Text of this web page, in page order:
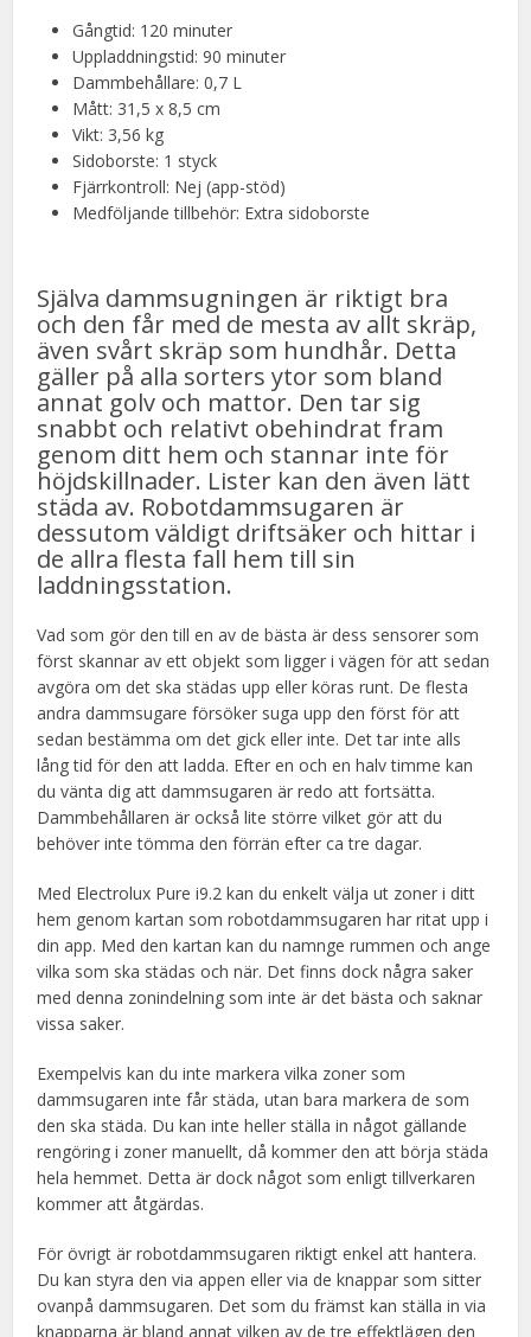
Gångtid: 120 minuter
Uppladdningstid: 90 minuter
Dammbehållare: 0,7 L
Mått: 31,5 x 8,5 cm
Vikt: 3,56 kg
Sidoborste: 1 styck
Fjärrkontroll: Nej (app-stöd)
Medföljande tillbehör: Extra sidoborste
Själva dammsugningen är riktigt bra
och den får med de mesta av allt skräp,
även svårt skräp som hundhår. Detta
gäller på alla sorters ytor som bland
annat golv och mattor. Den tar sig
snabbt och relativt obehindrat fram
genom ditt hem och stannar inte för
höjdskillnader. Lister kan den även lätt
städa av. Robotdammsugaren är
dessutom väldigt driftsäker och hittar i
de allra flesta fall hem till sin
laddningsstation.
Vad som gör den till en av de bästa är dess sensorer som
först skannar av ett objekt som ligger i vägen för att sedan
avgöra om det ska städas upp eller köras runt. De flesta
andra dammsugare försöker suga upp den först för att
sedan bestämma om det gick eller inte. Det tar inte alls
lång tid för den att ladda. Efter en och en halv timme kan
du vänta dig att dammsugaren är redo att fortsätta.
Dammbehållaren är också lite större vilket gör att du
behöver inte tömma den förrän efter ca tre dagar.
Med Electrolux Pure i9.2 kan du enkelt välja ut zoner i ditt
hem genom kartan som robotdammsugaren har ritat upp i
din app. Med den kartan kan du namnge rummen och ange
vilka som ska städas och när. Det finns dock några saker
med denna zonindelning som inte är det bästa och saknar
vissa saker.
Exempelvis kan du inte markera vilka zoner som
dammsugaren inte får städa, utan bara markera de som
den ska städa. Du kan inte heller ställa in något gällande
rengöring i zoner manuellt, då kommer den att börja städa
hela hemmet. Detta är dock något som enligt tillverkaren
kommer att åtgärdas.
För övrigt är robotdammsugaren riktigt enkel att hantera.
Du kan styra den via appen eller via de knappar som sitter
ovanpå dammsugaren. Det som du främst kan ställa in via
knapparna är bland annat vilken av de tre effektlägen den